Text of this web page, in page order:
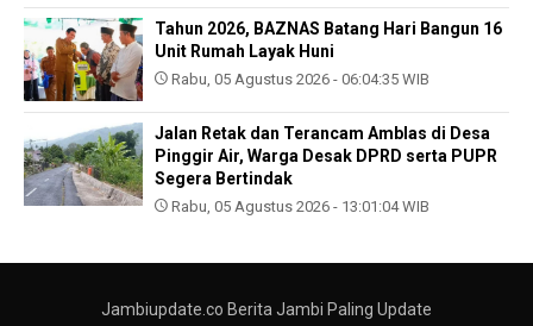
Tahun 2026, BAZNAS Batang Hari Bangun 16
Unit Rumah Layak Huni
Rabu, 05 Agustus 2026 - 06:04:35 WIB
Jalan Retak dan Terancam Amblas di Desa
Pinggir Air, Warga Desak DPRD serta PUPR
Segera Bertindak
Rabu, 05 Agustus 2026 - 13:01:04 WIB
Jambiupdate.co Berita Jambi Paling Update